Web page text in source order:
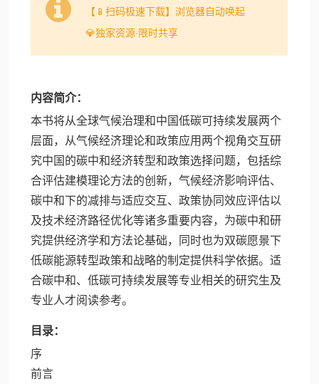
【📱扫码极速下载】浏览器自动唤起
💎独家资源·限时共享
内容简介：
本书将从全球气候治理和中国低碳可持续发展两个
层面，从气候经济理论和政策应用两个视角交互研
究中国的碳中和经济转型和政策选择问题，包括综
合评估建模理论方法的创新，气候经济影响评估、
碳中和下的减排与适应交互、政策协同效应评估以
及技术经济路径优化等诸多重要内容，为碳中和研
究提供经济学和方法论基础，同时也为双碳愿景下
低碳能源转型政策和战略的制定提供科学依据。适
合碳中和、低碳可持续发展等专业相关的研究生及
专业人才阅读参考。
目录：
序
前言